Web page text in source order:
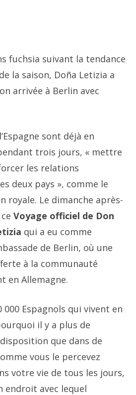
fuchsia suivant la tendance
la saison, Doña Letizia a
arrivée à Berlin avec
sont déjà en
trois jours, « mettre
les relations
deux pays », comme le
royale. Le dimanche après-
Voyage officiel de Don
qui a eu comme
de Berlin, où une
à la communauté
en Allemagne.
000 Espagnols qui vivent en
il y a plus de
que dans de
vous le percevez
votre vie de tous les jours,
endroit avec lequel